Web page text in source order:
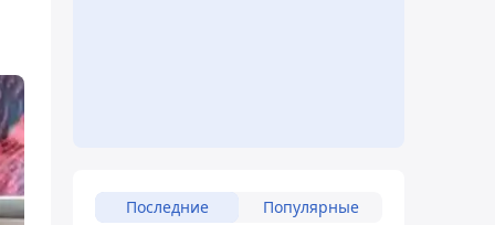
Последние Популярные